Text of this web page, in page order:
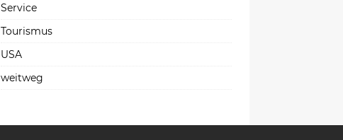
Service
Tourismus
USA
weitweg